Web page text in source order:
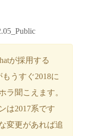
が採用する
うすぐ2018に
ラ聞こえます。
は2017系です
変更があれば追